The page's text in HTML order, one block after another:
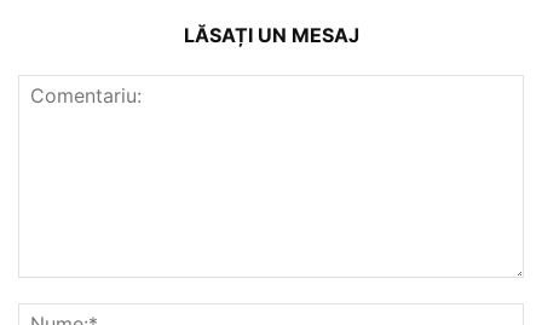
LĂSAȚI UN MESAJ